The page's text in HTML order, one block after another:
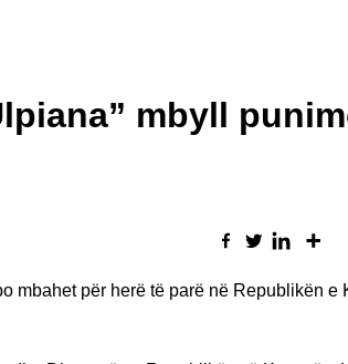
mbyll
mbahet për herë të parë në Republikën e